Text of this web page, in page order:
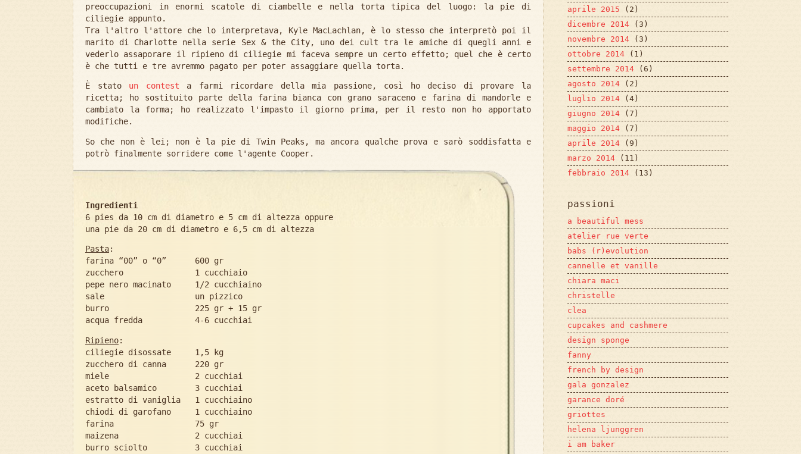
preoccupazioni in enormi scatole di ciambelle e nella torta tipica del luogo: la pie di
ciliegie appunto.
Tra l'altro l'attore che lo interpretava, Kyle MacLachlan, è lo stesso che interpretò poi il
marito di Charlotte nella serie Sex & the City, uno dei cult tra le amiche di quegli anni e
vederlo assaporare il ripieno di ciliegie mi faceva sempre un certo effetto; quel che è certo
è che tutti e tre avremmo pagato per poter assaggiare quella torta.
È stato un contest a farmi ricordare della mia passione, così ho deciso di provare la
ricetta; ho sostituito parte della farina bianca con grano saraceno e farina di mandorle e
cambiato la forma; ho realizzato l'impasto il giorno prima, per il resto non ho apportato
modifiche.
So che non è lei; non è la pie di Twin Peaks, ma ancora qualche prova e sarò soddisfatta e
potrò finalmente sorridere come l'agente Cooper.
Ingredienti
6 pies da 10 cm di diametro e 5 cm di altezza oppure
una pie da 20 cm di diametro e 6,5 cm di altezza
Pasta:
farina “00” o “0” 600 gr
zucchero 1 cucchiaio
pepe nero macinato 1/2 cucchiaino
sale un pizzico
burro 225 gr + 15 gr
acqua fredda 4-6 cucchiai
Ripieno:
ciliegie disossate 1,5 kg
zucchero di canna 220 gr
miele 2 cucchiai
aceto balsamico 3 cucchiai
estratto di vaniglia 1 cucchiaino
chiodi di garofano 1 cucchiaino
farina 75 gr
maizena 2 cucchiai
burro sciolto 3 cucchiai
aprile 2015 (2)
dicembre 2014 (3)
novembre 2014 (3)
ottobre 2014 (1)
settembre 2014 (6)
agosto 2014 (2)
luglio 2014 (4)
giugno 2014 (7)
maggio 2014 (7)
aprile 2014 (9)
marzo 2014 (11)
febbraio 2014 (13)
passioni
a beautiful mess
atelier rue verte
babs (r)evolution
cannelle et vanille
chiara maci
christelle
clea
cupcakes and cashmere
design sponge
fanny
french by design
gala gonzalez
garance doré
griottes
helena ljunggren
i am baker